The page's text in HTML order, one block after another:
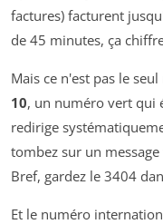
factures) facturent
de 45 minutes, ça
Mais ce n'est pas le
10, un numéro vert qui
redirige
tombez sur un
Bref, gardez le 3404
Et le numéro